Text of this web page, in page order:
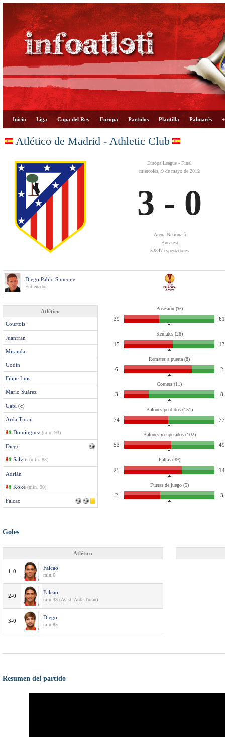
Inicio Liga Copa del Rey Europa Partidos Plantilla Palmarés
Atlético de Madrid - Athletic Club
Europa League - Final
miércoles, 9 de mayo de 2012
3 - 0
Arena Națională
Bucarest
52347 espectadores
Diego Pablo Simeone
Entrenador
Atlético
Courtois
Juanfran
Miranda
Godín
Filipe Luis
Mario Suárez
Gabi (c)
Arda Turan
Domínguez (min. 93)
Diego
Salvio (min. 88)
Adrián
Koke (min. 90)
Falcao
Posesión (%)
39 61
Remates (28)
15 13
Remates a puerta (8)
6 2
Corners (11)
3 8
Balones perdidos (151)
74 77
Balones recuperados (102)
53 49
Faltas (39)
25 14
Fueras de juego (5)
2 3
Goles
Atlético
1-0
Falcao
min.6
2-0
Falcao
min.33 (Asist: Arda Turan)
3-0
Diego
min.85
Resumen del partido